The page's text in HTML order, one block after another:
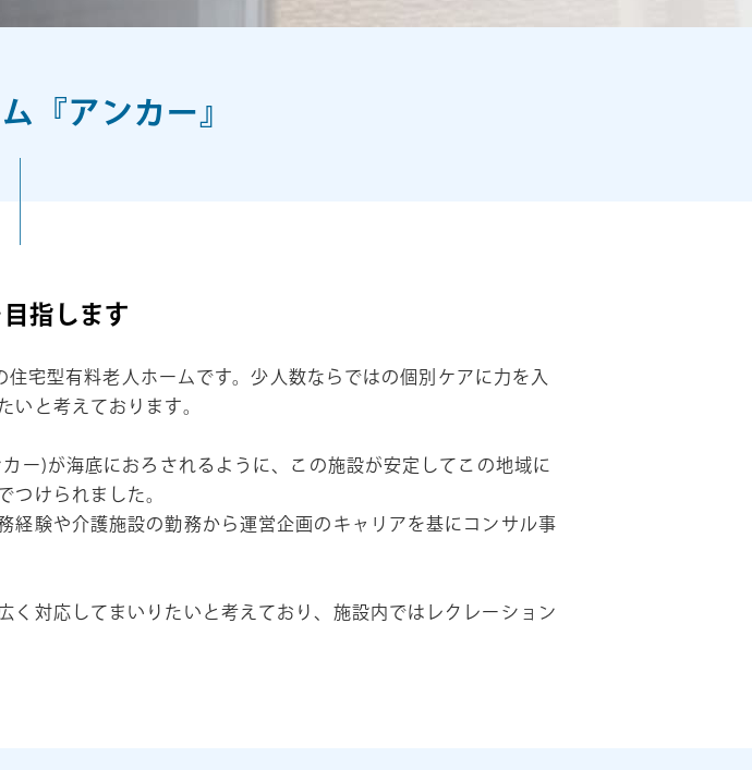
『アンカー』
指します
宅型有料老人ホームです。少人数ならではの個別ケアに力を入
と考えております。
ー)が海底におろされるように、この施設が安定してこの地域に
けられました。
験や介護施設の勤務から運営企画のキャリアを基にコンサル事
対応してまいりたいと考えており、施設内ではレクレーション